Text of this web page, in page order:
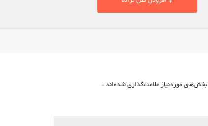
بخش‌های موردنیاز علامت‌گذاری شده‌اند *